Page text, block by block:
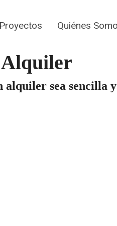
Proyectos Quiénes
Alquiler
sea sencilla